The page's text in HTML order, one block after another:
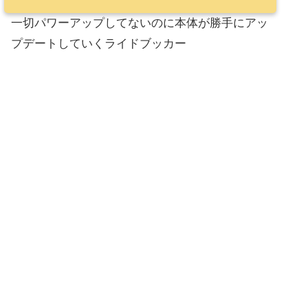
一切パワーアップしてないのに本体が勝手にアッ
プデートしていくライドブッカー